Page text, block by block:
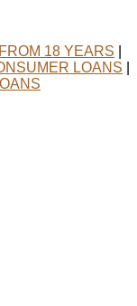
18 YEARS
LOANS